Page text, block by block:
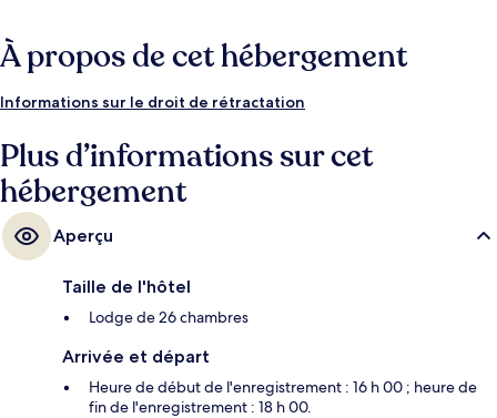
À propos de cet hébergement
Informations sur le droit de rétractation
Plus d’informations sur cet
hébergement
Aperçu
Taille de l'hôtel
Lodge de 26 chambres
Arrivée et départ
Heure de début de l'enregistrement : 16 h 00 ; heure de
fin de l'enregistrement : 18 h 00.